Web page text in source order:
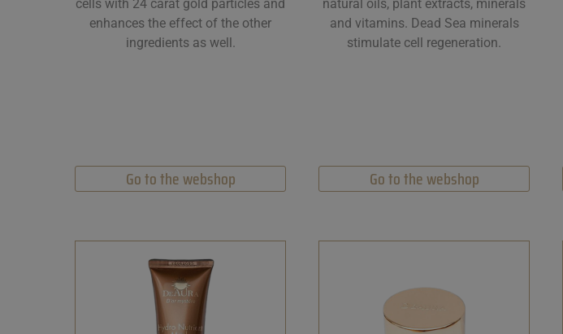
cells with 24 carat gold particles and
enhances the effect of the other
ingredients as well.
Go to the webshop
natural oils, plant extracts, minerals
and vitamins. Dead Sea minerals
stimulate cell regeneration.
Go to the webshop